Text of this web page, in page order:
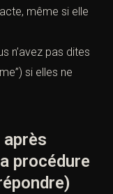
même si elle
n’avez pas dites
si elles ne
procédure